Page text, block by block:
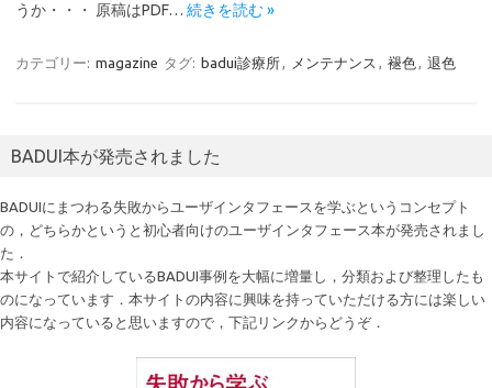
うか・・・ 原稿はPDF… 続きを読む »
カテゴリー: magazine タグ: badui診療所, メンテナンス , 褪色, 退色
BADUI本が発売されました
BADUIにまつわる失敗からユーザインタフェースを学ぶというコンセプト
の，どちらかというと初心者向けのユーザインタフェース本が発売されまし
た．
本サイトで紹介しているBADUI事例を大幅に増量し，分類および整理したも
のになっています．本サイトの内容に興味を持っていただける方には楽しい
内容になっていると思いますので，下記リンクからどうぞ．